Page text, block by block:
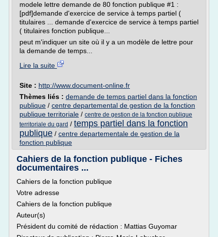
modele lettre demande de 80 fonction publique #1 :
[pdf]demande d'exercice de service à temps partiel (
titulaires ... demande d'exercice de service à temps partiel
( titulaires fonction publique...
peut m'indiquer un site où il y a un modèle de lettre pour
la demande de temps...
Lire la suite
Site : http://www.document-online.fr
Thèmes liés : demande de temps partiel dans la fonction
publique / centre departemental de gestion de la fonction
publique territoriale / centre de gestion de la fonction publique
territoriale du gard / temps partiel dans la fonction
publique / centre departementale de gestion de la
fonction publique
Cahiers de la fonction publique - Fiches
documentaires ...
Cahiers de la fonction publique
Votre adresse
Cahiers de la fonction publique
Auteur(s)
Président du comité de rédaction : Mattias Guyomar